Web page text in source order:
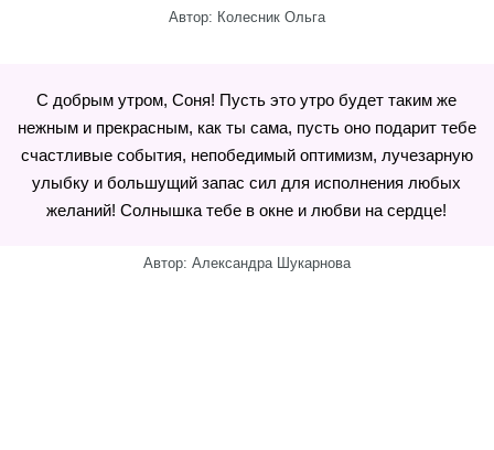
Автор: Колесник Ольга
С добрым утром, Соня! Пусть это утро будет таким же
нежным и прекрасным, как ты сама, пусть оно подарит тебе
счастливые события, непобедимый оптимизм, лучезарную
улыбку и большущий запас сил для исполнения любых
желаний! Солнышка тебе в окне и любви на сердце!
Автор: Александра Шукарнова